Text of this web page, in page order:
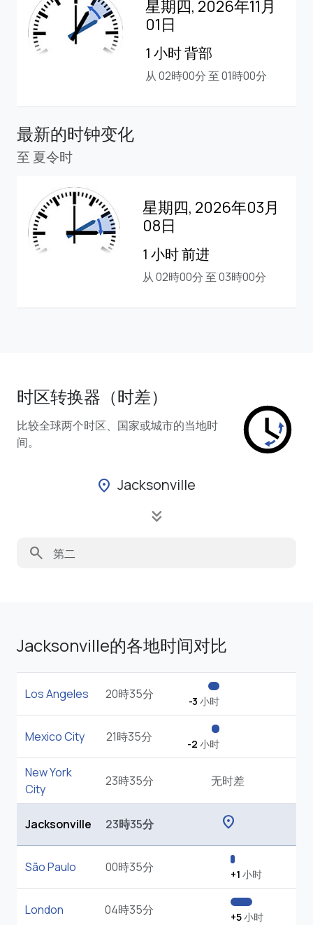
星期四, 2026年11月
01日
1 小时 背部
从 02時00分 至 01時00分
最新的时钟变化
至 夏令时
星期四, 2026年03月
08日
1 小时 前进
从 02時00分 至 03時00分
时区转换器（时差）
比较全球两个时区、国家或城市的当地时
间。
location_on Jacksonville
keyboard_double_arrow_down
search
Jacksonville的各地时间对比
Los Angeles 20時35分 -3 小时
Mexico City 21時35分 -2 小时
New York
City
23時35分 无时差
Jacksonville 23時35分 location_on
São Paulo 00時35分 +1 小时
London 04時35分 +5小时